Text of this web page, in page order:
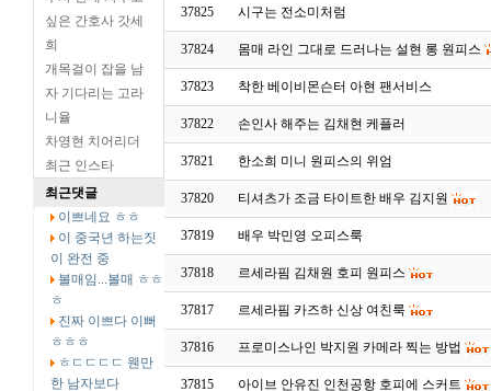
싶은 간호사 갓세
희
개목걸이 잡을 남
자 기다리는 고라
니율
차영현 치어리더
최근 인스타
최근댓글
이쁘네요 ㅎㅎ
이 중국년 하는짓
이 완전 중
볼매임...볼매 ㅎㅎ
ㅎ
진짜 이쁘다 이뻐
ㅎㅎㅎ
ㅎㄷㄷㄷㄷ 웬만
한 남자보다
37825 시구는 전소미처럼
37824 몸매 라인 그대로 드러나는 설현 롱 원피스
37823 착한 베이비몬슨터 아현 팬서비스
37822 손인사 해주는 김채현 케플러
37821 한소희 미니 원피스의 위엄
37820 티셔츠가 조금 타이트한 배우 김지원
37819 배우 박민영 오피스룩
37818 르세라핌 김채원 호피 원피스
37817 르세라핌 카즈하 신상 여친룩
37816 프로미스나인 박지원 카메라 찍는 방법
37815 아이브 안유진 인천공항 호피에 스커트